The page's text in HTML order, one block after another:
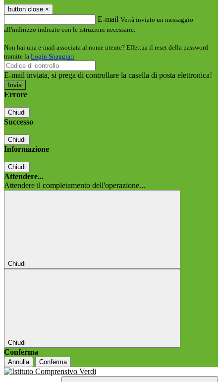
button close ×
E-mail Verrà inviato un messaggio
all'indirizzo indicato con le istruzioni necessarie.
Non hai una e-mail associata al nome utente? Effettua il reset della password
tramite la Login Spaggiari
E-mail inviata, si prega di controllare la casella di posta elettronica!
Errore
Chiudi
Successo
Chiudi
Informazione
Chiudi
Attendere...
Attendere il completamento dell'operazione...
Chiudi
Chiudi
Conferma
Annulla Conferma